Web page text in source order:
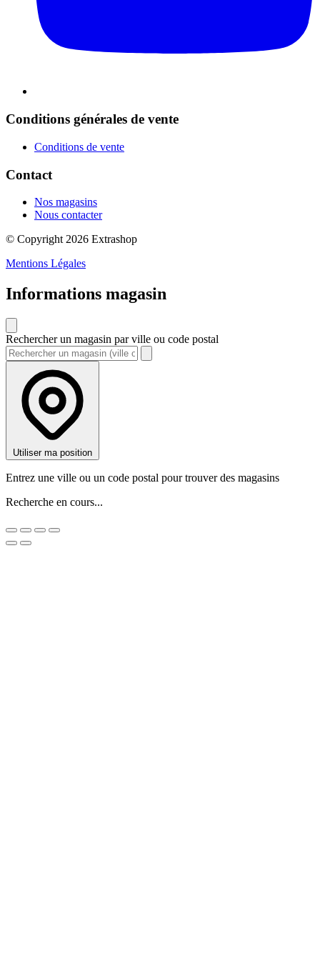
Conditions générales de vente
Conditions de vente
Contact
Nos magasins
Nous contacter
© Copyright 2026 Extrashop
Mentions Légales
Informations magasin
Rechercher un magasin par ville ou code postal
Utiliser ma position
Entrez une ville ou un code postal pour trouver des magasins
Recherche en cours...